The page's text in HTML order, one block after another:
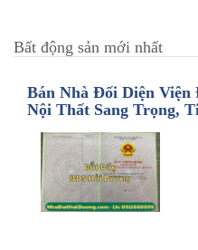
Bất động sản mới nhất
Bán Nhà Đối Diện
Nội Thất Sang Trọng,